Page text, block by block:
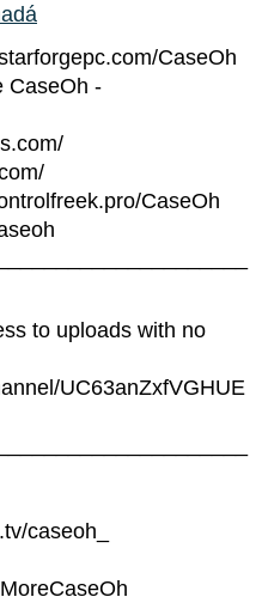
CaseOh
CaseOh -
CaseOh
to uploads with no
UC63anZxfVGHUE
caseoh_